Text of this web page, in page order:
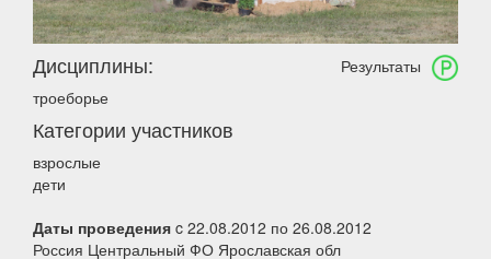
Результаты
Дисциплины:
троеборье
Категории участников
взрослые
дети
Даты проведения c 22.08.2012 по 26.08.2012
Россия Центральный ФО Ярославская обл